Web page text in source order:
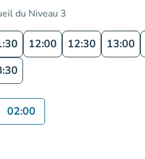
du Niveau 3
12:00 12:30 13:00
02:00